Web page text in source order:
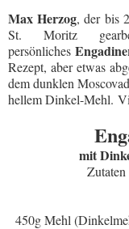
Max Herzog, der bis
St. Moritz
persönliches
Rezept, aber etwas
dem dunklen
hellem Dinkel-Mehl.
mit
450g Mehl